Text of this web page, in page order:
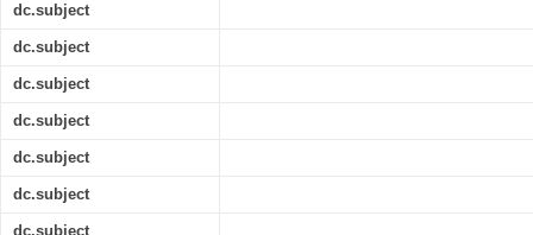
dc.subject
dc.subject
dc.subject
dc.subject
dc.subject
dc.subject
dc.subject